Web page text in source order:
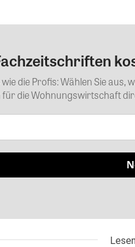
wie die Profis: Wählen Sie
für die Wohnungswirtschaft